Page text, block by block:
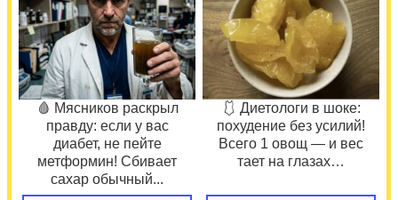
🩸 Мясников раскрыл
правду: если у вас
диабет, не пейте
метформин! Сбивает
сахар обычный...
🩱 Диетологи в шоке:
похудение без усилий!
Всего 1 овощ — и вес
тает на глазах…